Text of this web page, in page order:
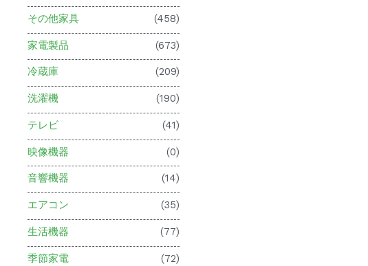
その他家具 (458)
家電製品 (673)
冷蔵庫 (209)
洗濯機 (190)
テレビ (41)
映像機器 (0)
音響機器 (14)
エアコン (35)
生活機器 (77)
季節家電 (72)